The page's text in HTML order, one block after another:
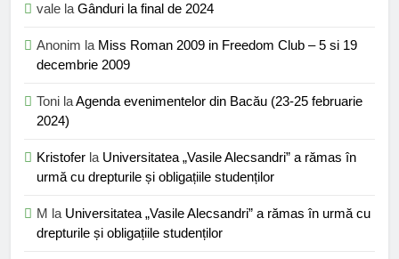
vale la Gânduri la final de 2024
Anonim la Miss Roman 2009 in Freedom Club – 5 si 19
decembrie 2009
Toni laAgenda evenimentelor din Bacău (23-25 februarie
2024)
Kristofer la Universitatea „Vasile Alecsandri” a rămas în
urmă cu drepturile și obligațiile studenților
M la Universitatea „Vasile Alecsandri” a rămas în urmă cu
drepturile și obligațiile studenților